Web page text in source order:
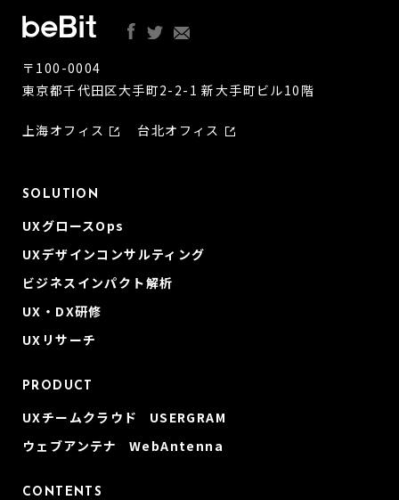
〒100-0004
東京都千代田区大手町2-2-1 新大手町ビル10階
上海オフィス 台北オフィス
SOLUTION
UXグロースOps
UXデザインコンサルティング
ビジネスインパクト解析
UX・DX研修
UXリサーチ
PRODUCT
UXチームクラウド USERGRAM
ウェブアンテナ WebAntenna
CONTENTS